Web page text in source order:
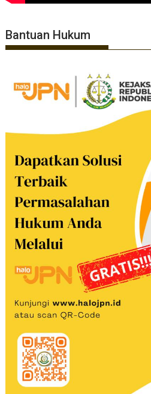
Bantuan Hukum